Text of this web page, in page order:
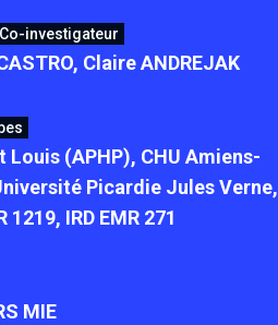
investigateur
Claire ANDREJAK
Louis (APHP), CHU Amiens-
Picardie Jules Verne,
1219, IRD EMR 271
MIE